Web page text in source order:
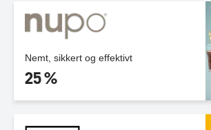
Nemt, sikkert og effektivt
25 %